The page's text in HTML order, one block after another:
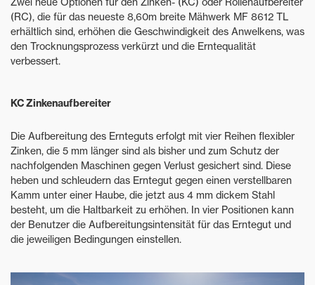
(RC), die für das neueste 8,60m breite Mähwerk MF 8612 TL
erhältlich sind, erhöhen die Geschwindigkeit des Anwelkens, was
den Trocknungsprozess verkürzt und die Erntequalität
verbessert.
KC Zinkenaufbereiter
Die Aufbereitung des Ernteguts erfolgt mit vier Reihen flexibler
Zinken, die 5 mm länger sind als bisher und zum Schutz der
nachfolgenden Maschinen gegen Verlust gesichert sind. Diese
heben und schleudern das Erntegut gegen einen verstellbaren
Kamm unter einer Haube, die jetzt aus 4 mm dickem Stahl
besteht, um die Haltbarkeit zu erhöhen. In vier Positionen kann
der Benutzer die Aufbereitungsintensität für das Erntegut und
die jeweiligen Bedingungen einstellen.